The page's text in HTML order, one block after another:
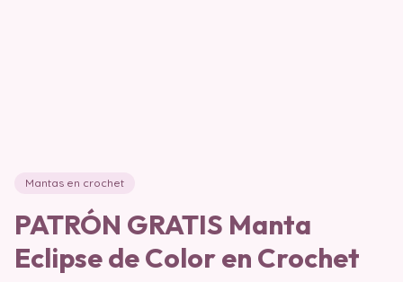
Mantas en crochet
PATRÓN GRATIS Manta
Eclipse de Color en Crochet